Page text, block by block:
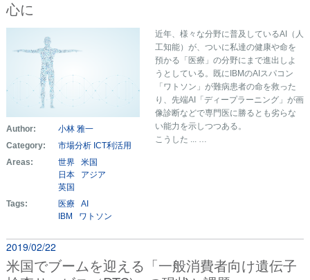
心に
近年、様々な分野に普及しているAI（人
工知能）が、ついに私達の健康や命を
預かる「医療」の分野にまで進出しよ
うとしている。既にIBMのAIスパコン
「ワトソン」が難病患者の命を救った
り、先端AI「ディープラーニング」が画
像診断などで専門医に勝るとも劣らな
い能力を示しつつある。
こうした ... …
Author:
小林 雅一
Category:
市場分析 ICT利活用
Areas:
世界
米国
日本
アジア
英国
Tags:
医療
AI
IBM
ワトソン
2019/02/22
米国でブームを迎える「一般消費者向け遺伝子